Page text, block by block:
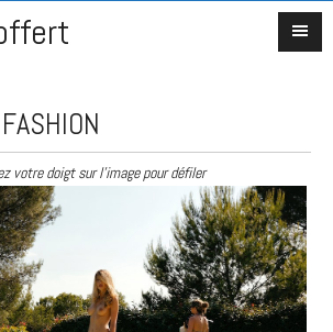
votre doigt sur l'image pour défiler